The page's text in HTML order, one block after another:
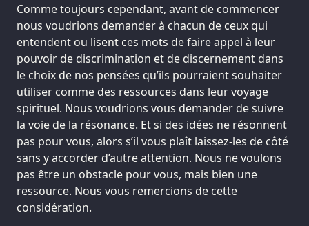
Comme toujours cependant, avant de commencer
nous voudrions demander à chacun de ceux qui
entendent ou lisent ces mots de faire appel à leur
pouvoir de discrimination et de discernement dans
le choix de nos pensées qu’ils pourraient souhaiter
utiliser comme des ressources dans leur voyage
spirituel. Nous voudrions vous demander de suivre
la voie de la résonance. Et si des idées ne résonnent
pas pour vous, alors s’il vous plaît laissez-les de côté
sans y accorder d’autre attention. Nous ne voulons
pas être un obstacle pour vous, mais bien une
ressource. Nous vous remercions de cette
considération.